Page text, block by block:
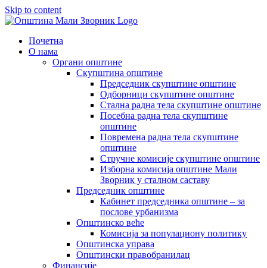
Skip to content
Почетна
О нама
Органи општине
Скупштина општине
Председник скупштине општине
Одборници скупштине општине
Стална радна тела скупштине општине
Посебна радна тела скупштине
општине
Повремена радна тела скупштине
општине
Стручне комисије скупштине општине
Изборна комисија општине Мали
Зворник у сталном саставу
Председник општине
Кабинет председника општине – за
послове урбанизма
Општинско веће
Комисија за популациону политику
Општинска управа
Општински правобранилац
Финансије